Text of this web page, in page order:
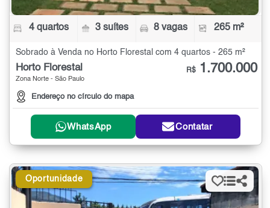
4 quartos 3 suítes 8 vagas 265 m²
Sobrado à Venda no Horto Florestal com 4 quartos - 265 m²
Horto Florestal
Zona Norte - São Paulo
Endereço no círculo do mapa
R$ 1.700.000
WhatsApp Contatar
Oportunidade